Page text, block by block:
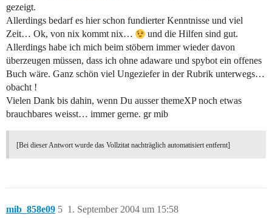
gezeigt.
Allerdings bedarf es hier schon fundierter Kenntnisse und viel
Zeit… Ok, von nix kommt nix…
und die Hilfen sind gut.
Allerdings habe ich mich beim stöbern immer wieder davon
überzeugen müssen, dass ich ohne adaware und spybot ein offenes
Buch wäre. Ganz schön viel Ungeziefer in der Rubrik unterwegs…
obacht !
Vielen Dank bis dahin, wenn Du ausser themeXP noch etwas
brauchbares weisst… immer gerne. gr mib
[Bei dieser Antwort wurde das Vollzitat nachträglich automatisiert entfernt]
mib_858e09 1. September 2004 um 15:58
5